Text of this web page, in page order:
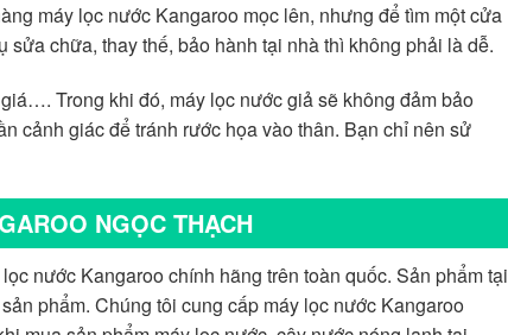
máy lọc nước Kangaroo mọc lên, nhưng để tìm một cửa
chữa, thay thế, bảo hành tại nhà thì không phải là dễ.
Trong khi đó, máy lọc nước giả sẽ không đảm bảo
cảnh giác để tránh rước họa vào thân. Bạn chỉ nên sử
NGỌC THẠCH
nước Kangaroo chính hãng trên toàn quốc. Sản phẩm tại
phẩm. Chúng tôi cung cấp máy lọc nước Kangaroo